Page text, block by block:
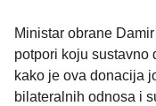
Ministar obrane
potpori koju sustavno
kako je ova donacija
bilateralnih odnosa i